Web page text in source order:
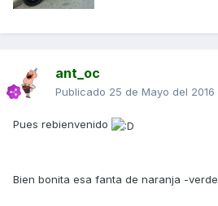
ant_oc
Publicado 25 de Mayo del 2016
Pues rebienvenido
Bien bonita esa fanta de naranja -verde